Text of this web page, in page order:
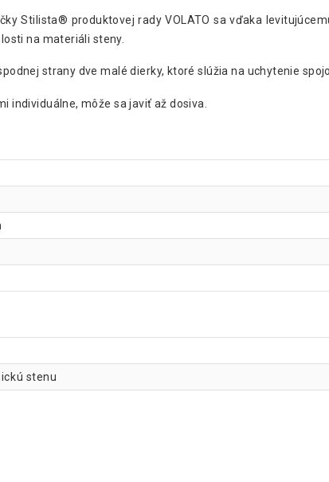
Stilista® produktovej rady VOLATO sa vďaka
na materiáli steny.
strany dve malé dierky, ktoré slúžia na uchytenie
individuálne, môže sa javiť až dosiva.
stenu